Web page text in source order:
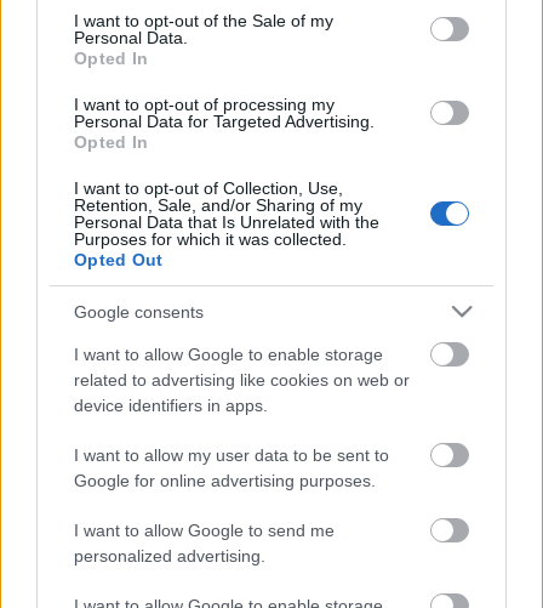
consent section.
I want to opt-out of the Sale of my
Personal Data.
Opted In
I want to opt-out of processing my
Personal Data for Targeted Advertising.
Opted In
I want to opt-out of Collection, Use,
Retention, Sale, and/or Sharing of my
Personal Data that Is Unrelated with the
Purposes for which it was collected.
Opted Out
Google consents
I want to allow Google to enable storage
related to advertising like cookies on web or
device identifiers in apps.
I want to allow my user data to be sent to
Google for online advertising purposes.
I want to allow Google to send me
personalized advertising.
Kommentár nélkül 2.
Annyit mégis mondanom kell, hogy az a
piros postás autó iszonyatosan aranyos. De miért
nem tologatja legalább egy picikét????